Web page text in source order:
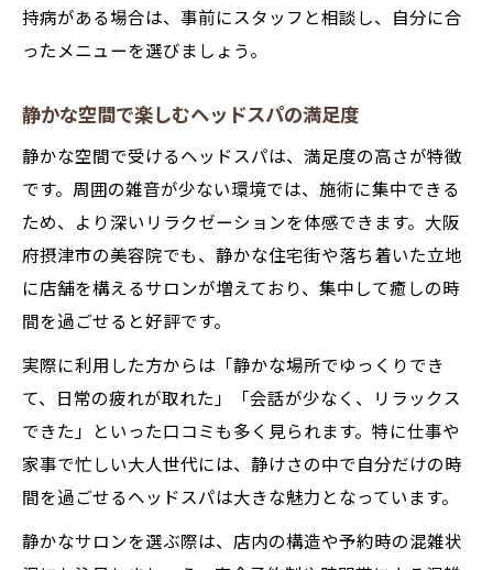
持病がある場合は、事前にスタッフと相談し、自分に合
ったメニューを選びましょう。
静かな空間で楽しむヘッドスパの満足度
静かな空間で受けるヘッドスパは、満足度の高さが特徴
です。周囲の雑音が少ない環境では、施術に集中できる
ため、より深いリラクゼーションを体感できます。大阪
府摂津市の美容院でも、静かな住宅街や落ち着いた立地
に店舗を構えるサロンが増えており、集中して癒しの時
間を過ごせると好評です。
実際に利用した方からは「静かな場所でゆっくりでき
て、日常の疲れが取れた」「会話が少なく、リラックス
できた」といった口コミも多く見られます。特に仕事や
家事で忙しい大人世代には、静けさの中で自分だけの時
間を過ごせるヘッドスパは大きな魅力となっています。
静かなサロンを選ぶ際は、店内の構造や予約時の混雑状